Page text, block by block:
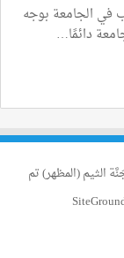
في الجامعة بوجه
دائمًا…
الثيم (المظهر) تم